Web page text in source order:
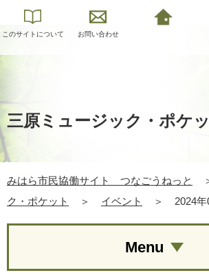
このサイトについて お問い合わせ
三原ミュージック・ポケ
みはら市民協働サイト つなごうねっと
ク・ポケット
＞ イベント ＞ 2024年
Menu